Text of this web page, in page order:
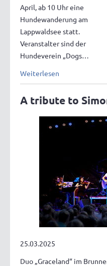
April, ab 10 Uhr eine
Hundewanderung am
Lappwaldsee statt.
Veranstalter sind der
Hundeverein „Dogs…
Weiterlesen
A tribute to
25.03.2025
Duo „Graceland“ im